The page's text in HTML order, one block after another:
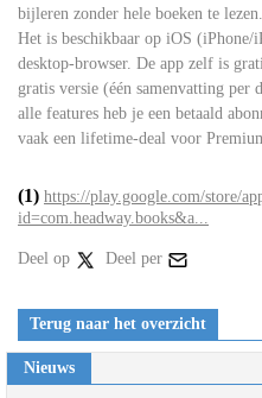
bijleren zonder hele boeken te lezen.
Het is beschikbaar op iOS
desktop-browser. De app zelf is
gratis versie (één samenvatting per
alle features heb je een betaald
vaak een lifetime-deal voor
(1) https://play.google.com/store/
id=com.headway.books&a...
Deel op Deel per
Terug naar het overzicht
Nieuws